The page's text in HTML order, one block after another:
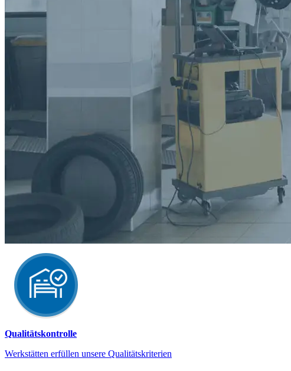
Qualitätskontrolle
Werkstätten erfüllen unsere Qualitätskriterien